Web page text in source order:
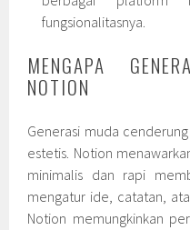
fungsionalitasnya.
MENGAPA
NOTION
Generasi muda
estetis. Notion
minimalis dan rapi
mengatur ide, catatan,
Notion memungkinkan